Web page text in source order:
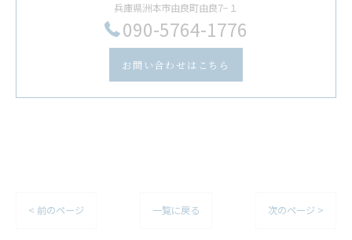
兵庫県洲本市由良町由良7−１
​090-5764-1776
お問い合わせはこちら
< 前のページ 一覧に戻る 次のページ >